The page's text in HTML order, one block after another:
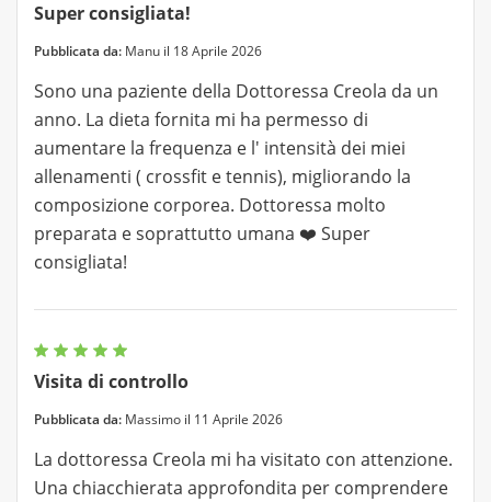
Super consigliata!
Pubblicata da: Manu il 18 Aprile 2026
Sono una paziente della Dottoressa Creola da un
anno. La dieta fornita mi ha permesso di
aumentare la frequenza e l' intensità dei miei
allenamenti ( crossfit e tennis), migliorando la
composizione corporea. Dottoressa molto
preparata e soprattutto umana ❤️ Super
consigliata!
Visita di controllo
Pubblicata da: Massimo il 11 Aprile 2026
La dottoressa Creola mi ha visitato con attenzione.
Una chiacchierata approfondita per comprendere